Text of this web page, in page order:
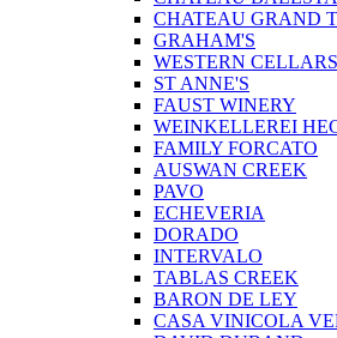
CHATEAU GRAND
GRAHAM'S
WESTERN CELLARS
ST ANNE'S
FAUST WINERY
WEINKELLEREI
FAMILY FORCATO
AUSWAN CREEK
PAVO
ECHEVERIA
DORADO
INTERVALO
TABLAS CREEK
BARON DE LEY
CASA VINICOLA